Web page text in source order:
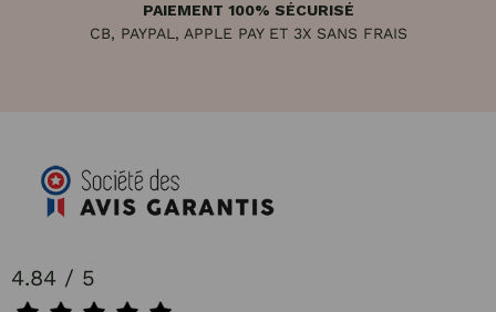
PAIEMENT 100% SÉCURISÉ
CB, PAYPAL, APPLE PAY ET 3X SANS FRAIS
4.84 / 5